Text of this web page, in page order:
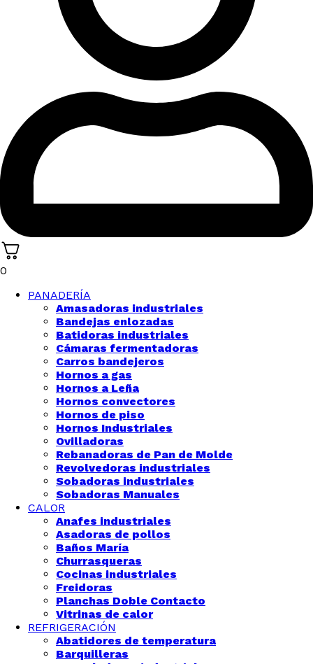
0
PANADERÍA
Amasadoras industriales
Bandejas enlozadas
Batidoras industriales
Cámaras fermentadoras
Carros bandejeros
Hornos a gas
Hornos a Leña
Hornos convectores
Hornos de piso
Hornos Industriales
Ovilladoras
Rebanadoras de Pan de Molde
Revolvedoras industriales
Sobadoras industriales
Sobadoras Manuales
CALOR
Anafes industriales
Asadoras de pollos
Baños María
Churrasqueras
Cocinas industriales
Freidoras
Planchas Doble Contacto
Vitrinas de calor
REFRIGERACIÓN
Abatidores de temperatura
Barquilleras